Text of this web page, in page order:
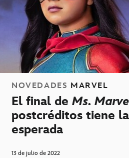
NOVEDADES MARVEL
El final de Ms.
postcréditos tiene
esperada
13 de julio de 2022